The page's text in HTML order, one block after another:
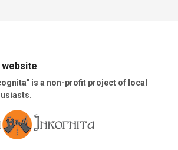
is a non-profit project of local